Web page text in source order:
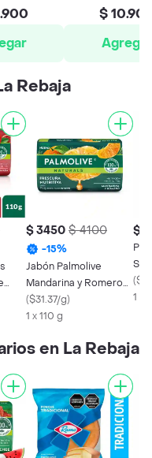
$
Agregar
Rebaja
$ 3450 $ 4100
-15%
Jabón Palmolive
Mandarina y Romero
en Barra 110 g
($31.37/g)
1 x 110 g
$
(
1 X
en La Rebaja